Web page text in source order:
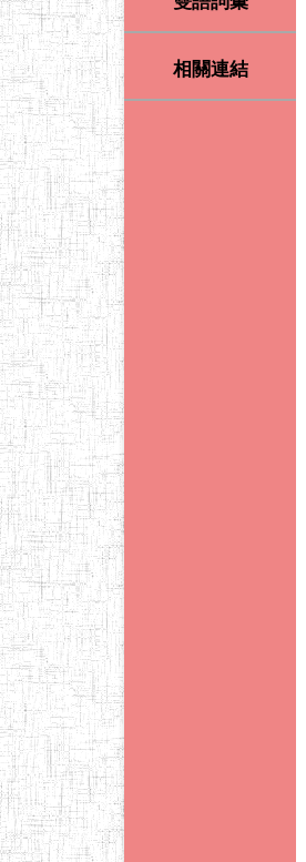
相關連結